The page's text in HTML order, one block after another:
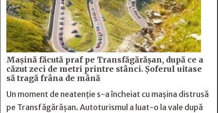
Mașină făcută praf pe Transfăgărășan, după ce a
căzut zeci de metri printre stânci. Șoferul uitase
să tragă frâna de mână
Un moment de neatenție s-a încheiat cu mașina distrusă
pe Transfăgărășan. Autoturismul a luat-o la vale după